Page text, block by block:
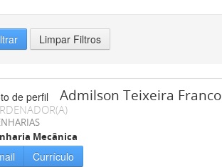
Limpar Filtros
Admilson Teixeira Franco
Mecânica
Currículo